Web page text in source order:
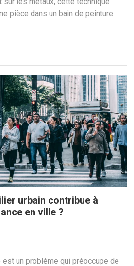
pièce dans un bain de peinture
urbain contribue à
en ville ?
est un problème qui préoccupe de